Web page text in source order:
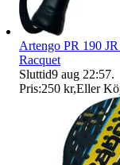
Artengo PR 190
Racquet
Sluttid9 aug 22:57.
Pris:250 kr,Eller